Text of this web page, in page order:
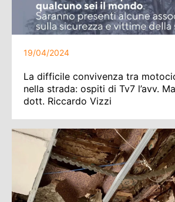
19/04/2024
La difficile convivenza tra
nella strada: ospiti di Tv7 l’avv.
dott. Riccardo Vizzi